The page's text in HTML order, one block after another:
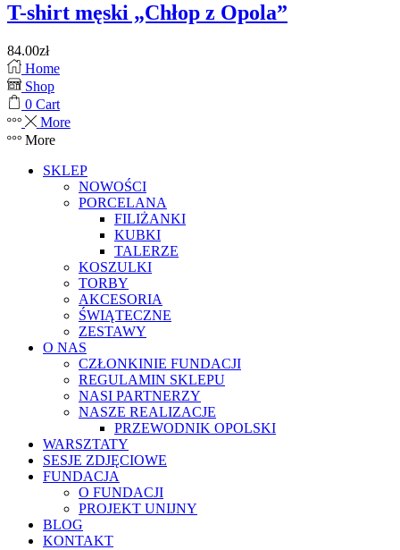
T-shirt męski „Chłop z Opola”
84.00zł
Home
Shop
0 Cart
More
More
SKLEP
NOWOŚCI
PORCELANA
FILIŻANKI
KUBKI
TALERZE
KOSZULKI
TORBY
AKCESORIA
ŚWIĄTECZNE
ZESTAWY
O NAS
CZŁONKINIE FUNDACJI
REGULAMIN SKLEPU
NASI PARTNERZY
NASZE REALIZACJE
PRZEWODNIK OPOLSKI
WARSZTATY
SESJE ZDJĘCIOWE
FUNDACJA
O FUNDACJI
PROJEKT UNIJNY
BLOG
KONTAKT